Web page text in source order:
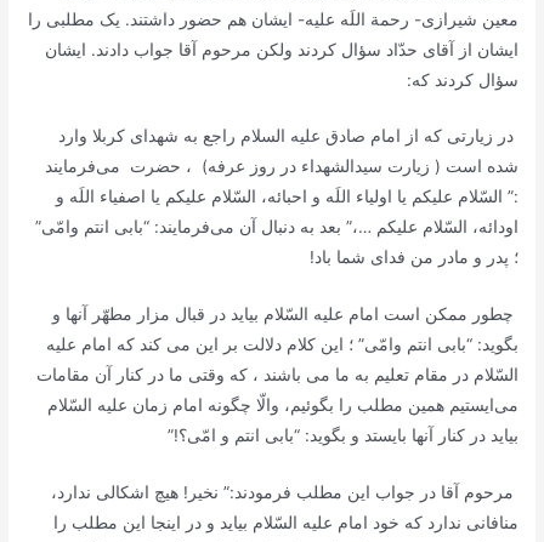
معین شیرازى- رحمة اللَه علیه- ایشان هم حضور داشتند. یک مطلبى را
ایشان از آقاى حدّاد سؤال کردند ولکن مرحوم آقا جواب دادند. ایشان
سؤال کردند که:
در زیارتی که از امام صادق علیه السلام راجع به شهداى کربلا وارد
شده است ( زیارت سیدالشهداء در روز عرفه) ، حضرت می‌فرمایند
:” السّلام علیکم یا اولیاء اللَه و احبائه، السّلام علیکم یا اصفیاء اللَه و
اودائه، السّلام علیکم …،” بعد به دنبال آن مى‌فرمایند: “بابى انتم وامّى”
؛ پدر و مادر من فداى شما باد!
چطور ممکن است امام علیه ‌السّلام بیاید در قبال مزار مطهّر آنها و
بگوید: “بابى انتم وامّى” ؛ این کلام دلالت بر این مى ‌کند که امام علیه
‌السّلام در مقام تعلیم به ما می باشند ، که وقتی ما در کنار آن مقامات
مى‌ایستیم همین مطلب را بگوئیم، والّا چگونه امام زمان علیه‌ السّلام
بیاید در کنار آنها بایستد و بگوید: “بابى انتم و امّى؟!”
مرحوم آقا در جواب این مطلب فرمودند:” نخیر! هیچ اشکالى ندارد،
منافانى ندارد که خود امام علیه ‌السّلام بیاید و در اینجا این مطلب را